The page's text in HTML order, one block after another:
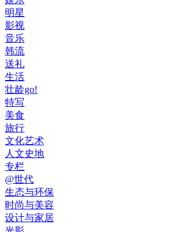
明星
影视
音乐
韩流
送礼
生活
壮龄go!
特写
美食
旅行
文化艺术
人文史地
专栏
@世代
生态与环保
时尚与美容
设计与家居